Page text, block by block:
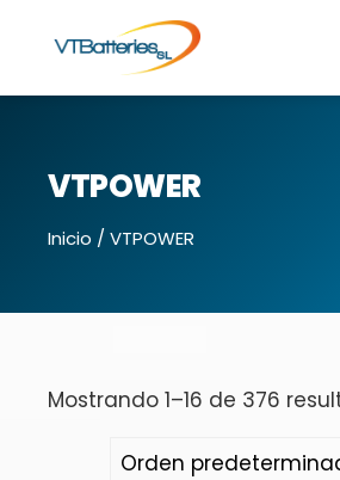
VTPOWER
Inicio / VTPOWER
Mostrando 1–16 de 376